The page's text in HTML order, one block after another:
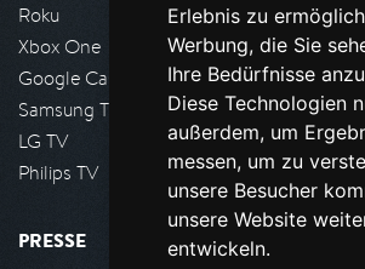
Erlebnis zu
Werbung, die Sie
Ihre Bedürfnisse
Diese Technologien
außerdem, um
messen, um zu
unsere Besucher
unsere Website
entwickeln.
Roku
Xbox One
Google Cast
Samsung TV
LG TV
Philips TV
PRESSE